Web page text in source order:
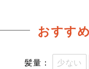
おすす
髪量： 少ない